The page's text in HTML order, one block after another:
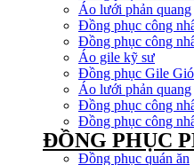
Áo lưới phản quang
Đồng phục công
Đồng phục công
Áo gile kỹ sư
Đồng phục Gile Gió
Áo lưới phản quang
Đồng phục công
Đồng phục công
ĐỒNG PHỤC
Đồng phục quán ăn